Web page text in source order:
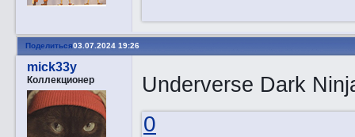
Поделиться03.07.2024 19:26
mick33y
Коллекционер
Underverse Dark
0